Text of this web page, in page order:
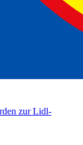
zur Lidl-